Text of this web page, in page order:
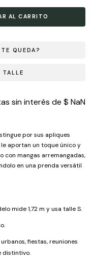
QUEDA?
TALLE
sin interés de $ NaN
por sus apliques
aportan un toque único y
con mangas arremangadas,
en una prenda versátil
mide 1,72 m y usa talle S.
fiestas, reuniones
distintivo.